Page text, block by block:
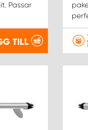
Passar
TILL